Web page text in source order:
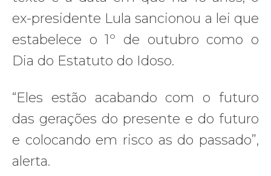
ex-presidente Lula sancionou a lei que
estabelece o 1º de outubro como o
Dia do Estatuto do Idoso.
“Eles estão acabando com o futuro
das gerações do presente e do futuro
e colocando em risco as do passado”,
alerta.